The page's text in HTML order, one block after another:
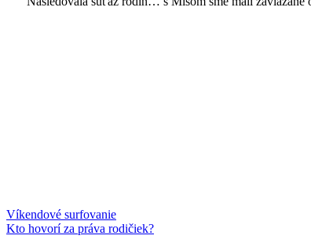
vyletŽilina
Post
navigation
Previous
Post:
Víkendové surfovanie
Next
Kto hovorí za práva rodičiek?